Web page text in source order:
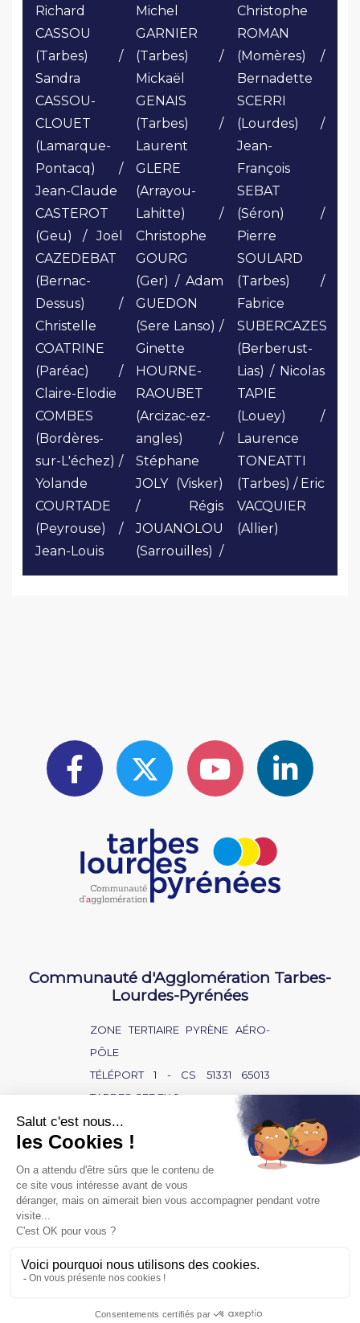
Richard
CASSOU
(Tarbes) /
Sandra
CASSOU-
CLOUET
(Lamarque-
Pontacq) /
Jean-Claude
CASTEROT
(Geu) / Joël
CAZEDEBAT
(Bernac-
Dessus) /
Christelle
COATRINE
(Paréac) /
Claire-Elodie
COMBES
(Bordères-
sur-L'échez) /
Yolande
COURTADE
(Peyrouse) /
Jean-Louis
Michel
GARNIER
(Tarbes) /
Mickaël
GENAIS
(Tarbes) /
Laurent
GLERE
(Arrayou-
Lahitte) /
Christophe
GOURG
(Ger) / Adam
GUEDON
(Sere Lanso) /
Ginette
HOURNE-
RAOUBET
(Arcizac-ez-
angles) /
Stéphane
JOLY (Visker)
/ Régis
JOUANOLOU
(Sarrouilles) /
Christophe
ROMAN
(Momères) /
Bernadette
SCERRI
(Lourdes) /
Jean-
François
SEBAT
(Séron) /
Pierre
SOULARD
(Tarbes) /
Fabrice
SUBERCAZES
(Berberust-
Lias) / Nicolas
TAPIE
(Louey) /
Laurence
TONEATTI
(Tarbes) / Eric
VACQUIER
(Allier)
Communauté d'Agglomération Tarbes-
Lourdes-Pyrénées
ZONE TERTIAIRE PYRÈNE AÉRO-
PÔLE
TÉLÉPORT 1 - CS 51331 65013
TARBES CEDEX 9
BAISSE D'AUDITION ?
SOURD OU MALENTENDANT ?
POLITIQUE DE CONFIDENTIALITÉ
MENTIONS LÉGALES ACCÈS PRIVÉ